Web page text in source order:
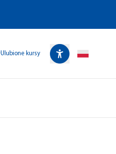
Ulubione kursy